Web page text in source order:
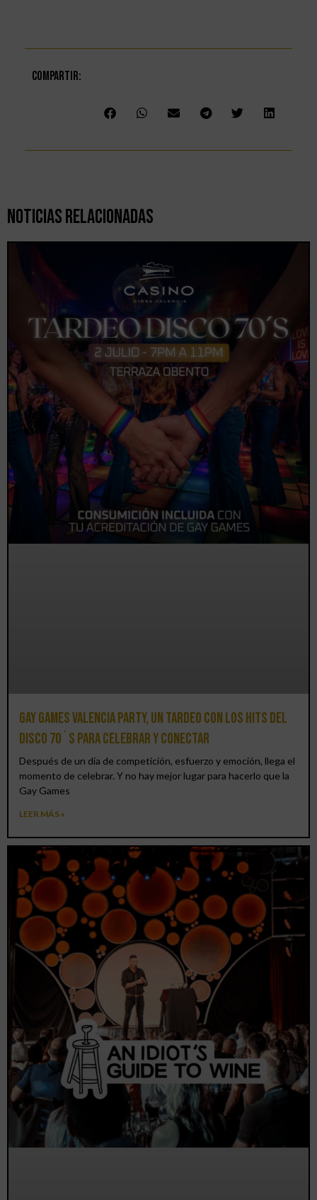
Compartir:
Noticias Relacionadas
Gay Games Valencia Party, un tardeo con los hits del
DISCO 70´S para celebrar y conectar
Después de un día de competición, esfuerzo y emoción, llega el
momento de celebrar. Y no hay mejor lugar para hacerlo que la
Gay Games
LEER MÁS »